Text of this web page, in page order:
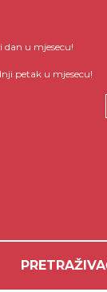
dan u mjesecu!
petak u mjesecu!